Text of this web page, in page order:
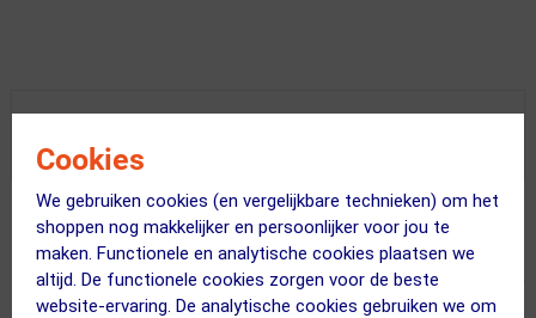
Cookies
We gebruiken cookies (en vergelijkbare technieken) om het
shoppen nog makkelijker en persoonlijker voor jou te
maken. Functionele en analytische cookies plaatsen we
altijd. De functionele cookies zorgen voor de beste
website-ervaring. De analytische cookies gebruiken we om
64.99
Adviesprijs
39.95
Inclusief BTW